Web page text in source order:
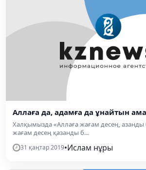
Аллаға да, адамға да ұнайтын
Халқымызда «Аллаға жағам десең, азанды
жағам десең қазанды б...
31 қаңтар 2019•Ислам нұры